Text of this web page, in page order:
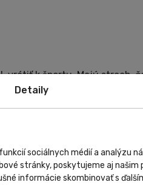
vrátiť k športu. Majú strach,
k úbyku svalov až po 3
až potom začnite s
a postupne.
Detaily
sociálnych médií a analýzu
stránky, poskytujeme aj
informácie skombinovať s